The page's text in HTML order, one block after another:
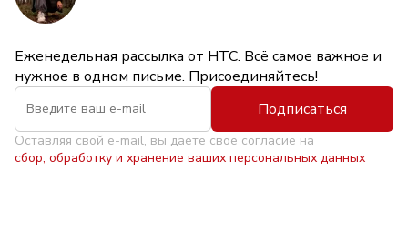
Еженедельная рассылка от НТС. Всё самое важное и
нужное в одном письме. Присоединяйтесь!
Подписаться
Оставляя свой e-mail, вы даете свое согласие на
сбор, обработку и хранение ваших персональных данных